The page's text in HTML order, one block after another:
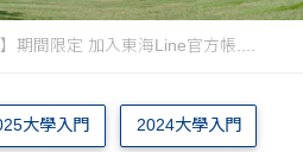
】期間限定 加入東海Line官方帳....
大學入門 2024大學入門